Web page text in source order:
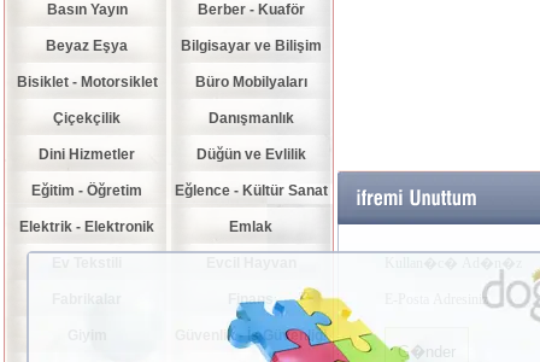
Basın Yayın Berber - Kuaför
Beyaz Eşya Bilgisayar ve Bilişim
Bisiklet - Motorsiklet Büro Mobilyaları
Çiçekçilik Danışmanlık
Dini Hizmetler Düğün ve Evlilik
Eğitim - Öğretim Eğlence - Kültür Sanat
Elektrik - Elektronik Emlak
Fabrikalar Finans
Giyim Güvenlik - İş Güvenliği
E-Posta Adresiniz
G�nder